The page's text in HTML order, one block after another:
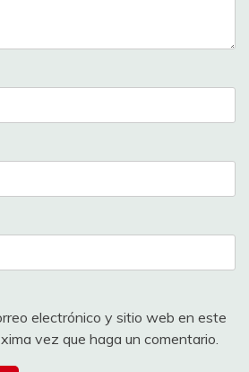
electrónico y sitio web en este
vez que haga un comentario.